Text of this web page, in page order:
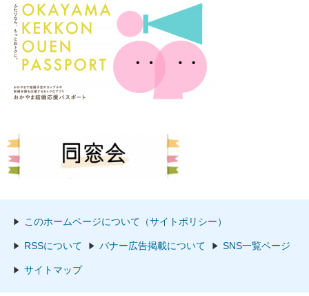
このホームページについて（サイトポリシー）
RSSについて バナー広告掲載について SNS一覧ページ
サイトマップ